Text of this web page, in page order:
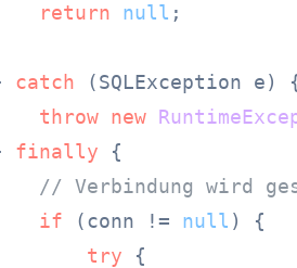
return
null ;
catch (SQLException e)
throw new
finally {
// Verbindung wird
if (conn != null ) {
try {